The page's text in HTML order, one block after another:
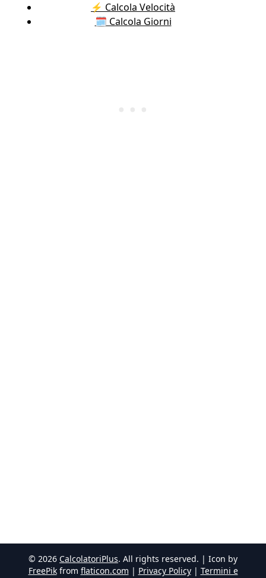
⚡️ Calcola Velocità
🗓️ Calcola Giorni
© 2026 CalcolatoriPlus. All rights reserved. | Icon by
FreePik from flaticon.com | Privacy Policy| Termini e